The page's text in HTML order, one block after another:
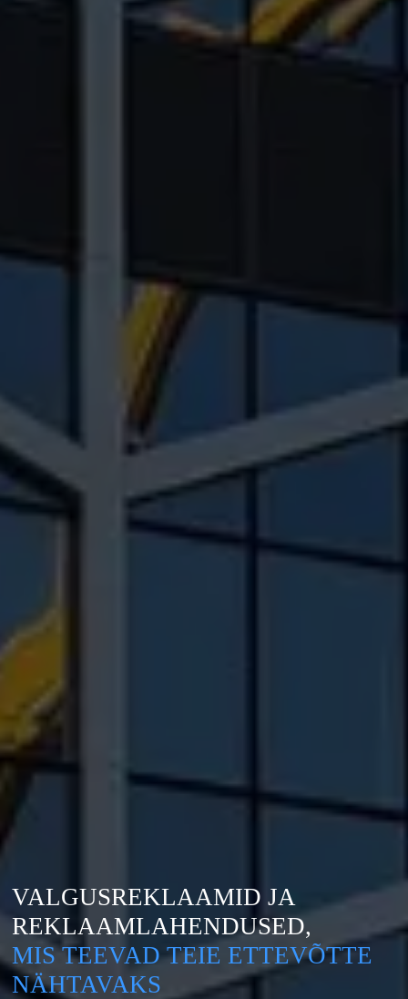
VALGUSREKLAAMID JA
REKLAAM­­LAHENDUSED,
MIS TEEVAD TEIE ETTEVÕTTE
NÄHTAVAKS